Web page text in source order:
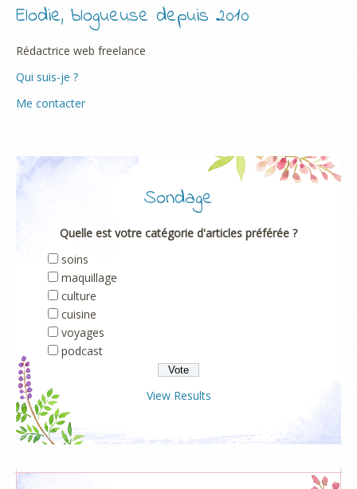
Elodie, blogueuse depuis 2010
Rédactrice web freelance
Qui suis-je ?
Me contacter
Sondage
Quelle est votre catégorie d'articles préférée ?
soins
maquillage
culture
cuisine
voyages
podcast
View Results